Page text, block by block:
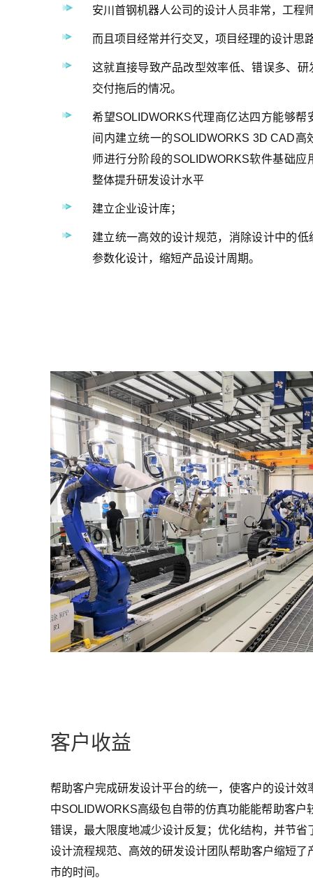
安川首钢机器人公司的设计人员非常，工程
而且项目经常并行交叉，项目经理的设计思
这就直接导致产品改型效率低、错误多、
交付拖后的情况。
希望SOLIDWORKS代理商亿达四方能够帮
间内建立统一的SOLIDWORKS 3D CAD高
师进行分阶段的SOLIDWORKS软件基础应
整体提升研发设计水平
建立企业设计库；
建立统一高效的设计规范，消除设计中的
参数化设计，缩短产品设计周期。
客户收益
帮助客户完成研发设计平台的统一，使客户的设计
中SOLIDWORKS高级包自带的仿真功能能帮助客户
错误，最大限度地减少设计反复；优化结构，并节省
设计流程规范、高效的研发设计团队帮助客户缩短了
市的时间。